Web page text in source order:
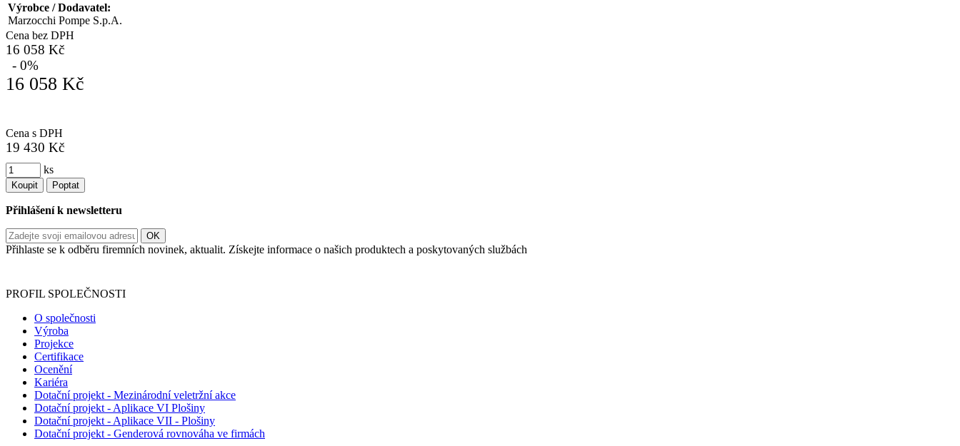
Výrobce / Dodavatel:
Marzocchi Pompe S.p.A.
Cena bez DPH
16 058 Kč
- 0%
16 058 Kč
Cena s DPH
19 430 Kč
ks
Koupit Poptat
Přihlášení k newsletteru
Přihlaste se k odběru firemních novinek, aktualit. Získejte informace o našich produktech a poskytovaných službách
PROFIL SPOLEČNOSTI
O společnosti
Výroba
Projekce
Certifikace
Ocenění
Kariéra
Dotační projekt - Mezinárodní veletržní akce
Dotační projekt - Aplikace VI Plošiny
Dotační projekt - Aplikace VII - Plošiny
Dotační projekt - Genderová rovnováha ve firmách